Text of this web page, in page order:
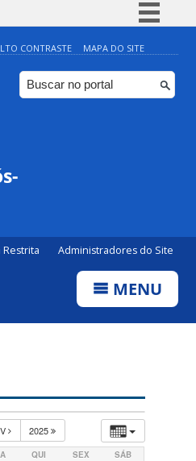
Simplifique!
Comunica BR
Participe
CONTRASTE MAPA DO SITE
Restrita Administradores do Site
MENU
2025
QUI SEX SÁB